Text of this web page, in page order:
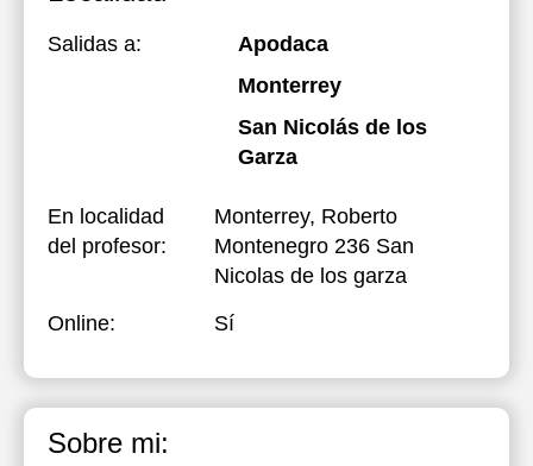
Salidas a:
Apodaca
Monterrey
San Nicolás de los
Garza
En localidad
del profesor:
Monterrey, Roberto
Montenegro 236 San
Nicolas de los garza
Online:
Sí
Sobre mi:
18:00
18:30
19:00
20:00
20:30